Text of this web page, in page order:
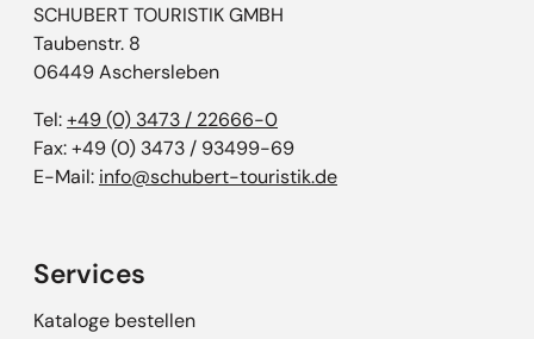
SCHUBERT TOURISTIK GMBH
Taubenstr. 8
06449 Aschersleben
Tel:+49 (0) 3473 / 22666-0
Fax: +49 (0) 3473 / 93499-69
E-Mail: info@schubert-touristik.de
Services
Kataloge bestellen